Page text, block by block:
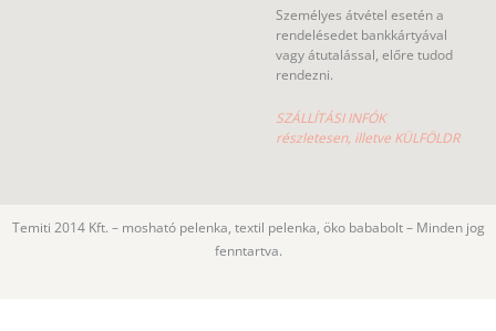
Személyes átvétel esetén a
rendelésedet bankkártyával
vagy átutalással, előre tudod
rendezni.
SZÁLLÍTÁSI INFÓK
részletesen, illetve KÜLFÖLDR
Temiti 2014 Kft. – mosható pelenka, textil pelenka, öko bababolt – Minden jog
fenntartva.